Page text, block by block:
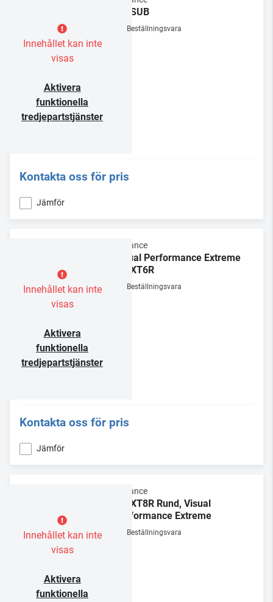
Innehållet kan inte
visas
Aktivera
funktionella
tredjepartstjänster
VP-SUB
Beställningsvara
Kontakta oss för pris
Jämför
Innehållet kan inte
visas
Aktivera
funktionella
tredjepartstjänster
Sonance
Visual Performance Extreme
VP-XT6R
Beställningsvara
Kontakta oss för pris
Jämför
Innehållet kan inte
visas
Aktivera
funktionella
Sonance
VP-XT8R Rund, Visual
Performance Extreme
Beställningsvara